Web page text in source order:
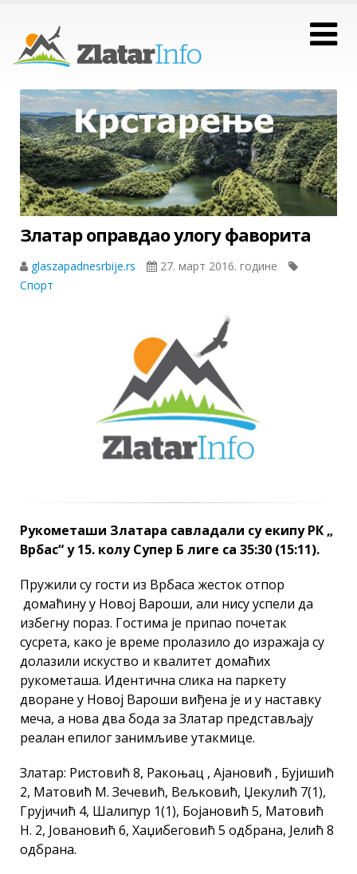
Златар оправдао улогу фаворита
glaszapadnesrbije.rs
27. март 2016. године
Спорт
Рукометаши Златара савладали су екипу РК „
Врбас“ у 15. колу Супер Б лиге са 35:30 (15:11).
Пружили су гости из Врбаса жесток отпор
домаћину у Новој Вароши, али нису успели да
избегну пораз. Гостима је припао почетак
сусрета, како је време пролазило до изражаја су
долазили искуство и квалитет домаћих
рукометаша. Идентична слика на паркету
дворане у Новој Вароши виђена је и у наставку
меча, а нова два бода за Златар представљају
реалан епилог занимљиве утакмице.
Златар: Ристовић 8, Ракоњац , Ајановић , Бујишић
2, Матовић М. Зечевић, Вељковић, Џекулић 7(1),
Грујичић 4, Шалипур 1(1), Бојановић 5, Матовић
Н. 2, Јовановић 6, Хаџибеговић 5 одбрана, Јелић 8
одбрана.